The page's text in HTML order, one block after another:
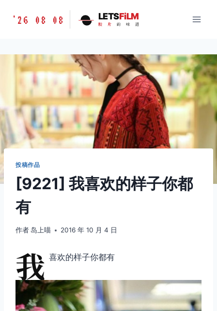
胶
味
道
LETSFILM
'26 08 08 LETSFiLM
胶 片 的 味 道
投稿作品
[9221] 我喜欢的样子你都
有
作者 岛上喵 2016 年 10 月 4 日
我 喜欢的样子你都有